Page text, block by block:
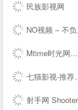
民族影视网
NO视频 – 不负追剧好时光 (￣▽￣)&quot;
Mtime时光网：让电影遇见生活
七猫影视-推荐好看的电影电视剧_2022年最新热门影片排行
射手网 Shooter.cn - 音视频智能翻译 | Shooter